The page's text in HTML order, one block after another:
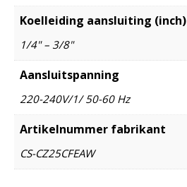
Koelleiding aansluiting (inch)
1/4" – 3/8"
Aansluitspanning
220-240V/1/ 50-60 Hz
Artikelnummer fabrikant
CS-CZ25CFEAW